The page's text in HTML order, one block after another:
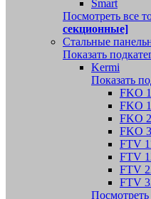
Smart
Посмотреть все
секционные]
Стальные
Показать
Kermi
Показать
FKO
FKO
FKO
FKO
FTV
FTV
FTV
FTV